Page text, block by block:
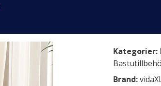
Kategorier:
Brand: